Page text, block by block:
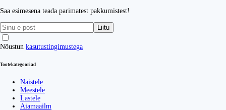
Saa esimesena teada parimatest pakkumistest!
Liitu
Nõustun kasutustingimustega
Tootekategooriad
Naistele
Meestele
Lastele
Aiamaailm